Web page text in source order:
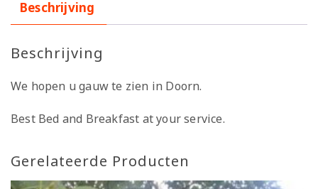
Beschrijving
Beschrijving
We hopen u gauw te zien in Doorn.
Best Bed and Breakfast at your service.
Gerelateerde Producten